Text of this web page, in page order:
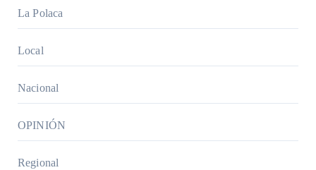
La Polaca
Local
Nacional
OPINIÓN
Regional